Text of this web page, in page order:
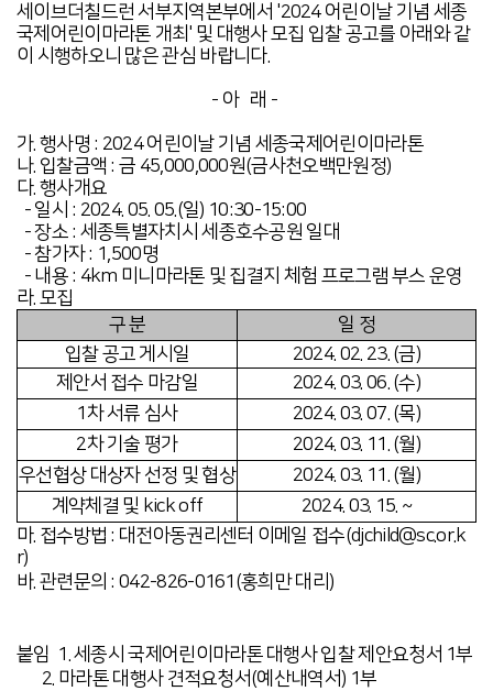
세이브더칠드런 서부지역본부에서 '2024 어린이날 기념 세종
국제어린이마라톤 개최' 및 대행사 모집 입찰 공고를 아래와 같
이 시행하오니 많은 관심 바랍니다.
- 아 래 -
가. 행사명 : 2024 어린이날 기념 세종국제어린이마라톤
나. 입찰금액 : 금 45,000,000원(금사천오백만원정)
다. 행사개요
- 일시 : 2024. 05. 05.(일) 10:30-15:00
- 장소 : 세종특별자치시 세종호수공원 일대
- 참가자 : 1,500명
- 내용 : 4km 미니마라톤 및 집결지 체험 프로그램 부스 운영
라. 모집
구 분
일 정
입찰 공고 게시일
2024. 02. 23. (금)
제안서 접수 마감일
2024. 03. 06. (수)
1차 서류 심사
2024. 03. 07. (목)
2차 기술 평가
2024. 03. 11. (월)
우선협상 대상자 선정 및 협상
2024. 03. 11. (월)
계약체결 및 kick off
2024. 03. 15. ~
마. 접수방법 : 대전아동권리센터 이메일 접수(djchild@sc.or.k
r)
바. 관련문의 : 042-826-0161(홍희만 대리)
붙임 1. 세종시 국제어린이마라톤 대행사 입찰 제안요청서 1부
2. 마라톤 대행사 견적요청서(예산내역서) 1부